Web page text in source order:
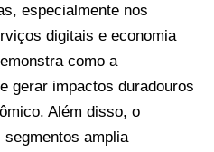
especialmente nos
digitais e economia
como a
gerar impactos duradouros
Além disso, o
amplia